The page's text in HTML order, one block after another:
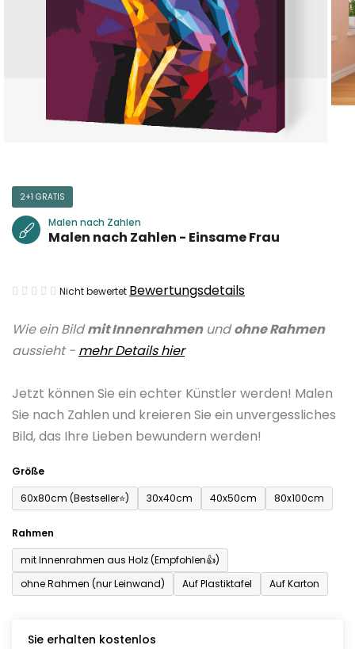
Wie ein Bildmit Innenrahmenundohne Rahmen
aussieht - mehr Details hier
Jetzt können Sie ein echter Künstler werden! Malen
Sie nach Zahlen und kreieren Sie ein unvergessliches
Bild, das Ihre Lieben bewundern werden!
Größe
60x80cm (Bestseller⭐)
30x40cm 40x50cm 80x100cm
Rahmen
mit Innenrahmen aus Holz (Empfohlen👍)
ohne Rahmen (nur Leinwand)
Auf Plastiktafel Auf Karton
Sie erhalten kostenlos
2+1 GRATIS
Malen nach Zahlen
Malen nach Zahlen - Einsame Frau
Die
Produktbewertung
ist
von
5
Sternen.
Nicht bewertet Bewertungsdetails